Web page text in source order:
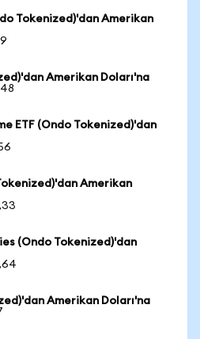
Tokenized)'dan Amerikan
Amerikan Doları'na
ETF (Ondo Tokenized)'dan
Amerikan
(Ondo Tokenized)'dan
Amerikan Doları'na